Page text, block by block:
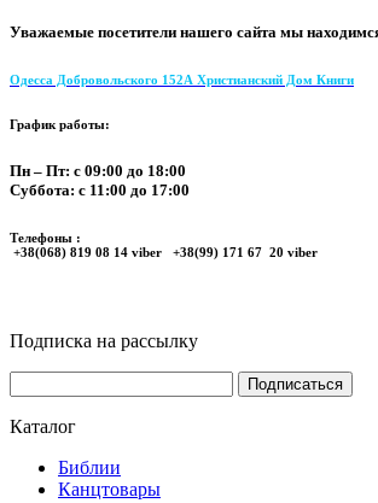
Уважаемые посетители нашего сайта мы
Одесса Добровольского 152А Христианский Дом Книги
График работы:
Пн – Пт: с 09:00 до 18:00
Суббота: с 11:00 до 17:00
Телефоны :
+38(068) 819 08 14 viber +38(99) 171 67 20 viber
Подписка на рассылку
Каталог
Библии
Канцтовары